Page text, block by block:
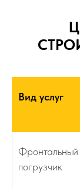
Вид услуг
Фронтальный
погрузчик